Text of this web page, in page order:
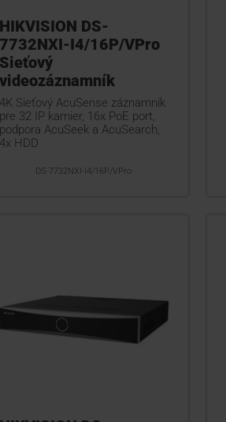
HIKVISION DS-
7732NXI-I4/16P/VPro
Sieťový
videozáznamník
4K Sieťový AcuSense záznamník
pre 32 IP kamier, 16x PoE port,
podpora AcuSeek a AcuSearch,
4x HDD
DS-7732NXI-I4/16P/VPro